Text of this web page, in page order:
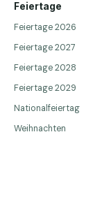
Feiertage
Feiertage 2026
Feiertage 2027
Feiertage 2028
Feiertage 2029
Nationalfeiertag
Weihnachten